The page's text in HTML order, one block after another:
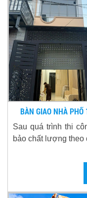
BÀN GIAO NHÀ
Sau quá trình thi
bảo chất lượng theo